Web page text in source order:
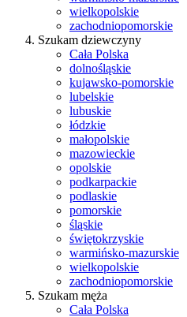
wielkopolskie
zachodniopomorskie
Szukam dziewczyny
Cała Polska
dolnośląskie
kujawsko-pomorskie
lubelskie
lubuskie
łódzkie
małopolskie
mazowieckie
opolskie
podkarpackie
podlaskie
pomorskie
śląskie
świętokrzyskie
warmińsko-mazurskie
wielkopolskie
zachodniopomorskie
Szukam męża
Cała Polska